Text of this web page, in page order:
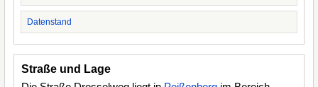
Datenstand
Straße und Lage